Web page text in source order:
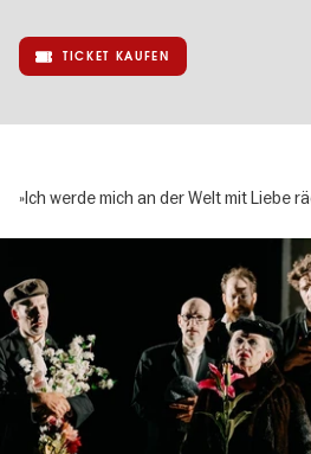
TICKET KAUFEN
»Ich werde mich an der Welt mit Liebe